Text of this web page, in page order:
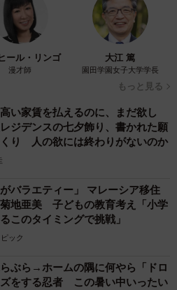
ール・リンゴ
漫才師
大江 篤
園田学園女子大学学長
もっと見る
高い家賃を払えるのに、まだ欲し
ジデンスの七夕飾り、書かれた願
り 人の欲には終わりがないのか
がバラエティー」 マレーシア移住
地亜美 子どもの教育考え「小学
このタイミングで挑戦」
ック
ぶら→ホームの隅に何やら「ドロ
をする忍者 この暑い中いったい